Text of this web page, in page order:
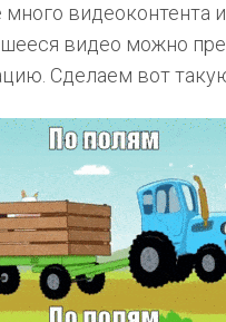
много видеоконтента
видео можно
Сделаем вот